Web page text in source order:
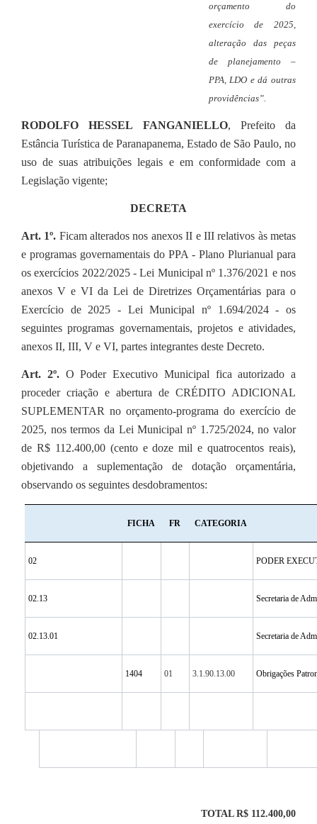
orçamento do
exercício de 2025,
alteração das peças
de planejamento –
PPA, LDO e dá outras
providências”.
RODOLFO HESSEL FANGANIELLO, Prefeito da
Estância Turística de Paranapanema, Estado de São Paulo, no
uso de suas atribuições legais e em conformidade com a
Legislação vigente;
DECRETA
Art. 1º. Ficam alterados nos anexos II e III relativos às metas
e programas governamentais do PPA - Plano Plurianual para
os exercícios 2022/2025 - Lei Municipal nº 1.376/2021 e nos
anexos V e VI da Lei de Diretrizes Orçamentárias para o
Exercício de 2025 - Lei Municipal nº 1.694/2024 - os
seguintes programas governamentais, projetos e atividades,
anexos II, III, V e VI, partes integrantes deste Decreto.
Art. 2º. O Poder Executivo Municipal fica autorizado a
proceder criação e abertura de CRÉDITO ADICIONAL
SUPLEMENTAR no orçamento-programa do exercício de
2025, nos termos da Lei Municipal nº 1.725/2024, no valor
de R$ 112.400,00 (cento e doze mil e quatrocentos reais),
objetivando a suplementação de dotação orçamentária,
observando os seguintes desdobramentos:
FICHA FR CATEGORIA
02 PODER
02.13 Secretaria de
02.13.01 Secretaria de
1404 01 3.1.90.13.00 Obrigações
TOTAL R$ 112.400,00